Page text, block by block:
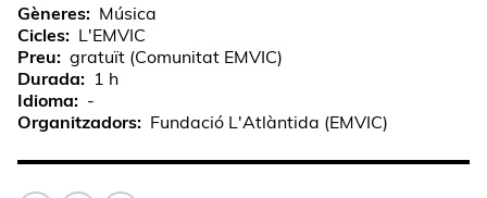
Gèneres
Música
Cicles
L'EMVIC
Preu
gratuït (Comunitat EMVIC)
Durada
1 h
Idioma
-
Organitzadors
Fundació L'Atlàntida (EMVIC)